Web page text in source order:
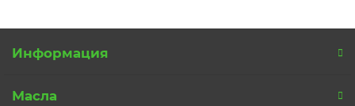
Информация
Масла